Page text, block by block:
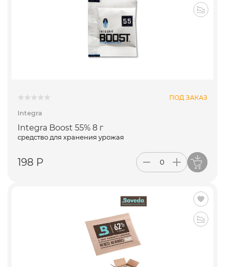
ПОД ЗАКАЗ
Integra
Integra Boost 55% 8 г
средство для хранения урожая
198 Р